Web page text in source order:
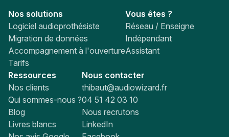
Nos solutions
Logiciel audioprothésiste
Migration de données
Accompagnement à l'ouverture
Tarifs
Vous êtes ?
Réseau / Enseigne
Indépendant
Assistant
Ressources
Nos clients
Qui sommes-nous ?
Blog
Livres blancs
Nous contacter
thibaut@audiowizard.fr
04 51 42 03 10
Nous recrutons
LinkedIn